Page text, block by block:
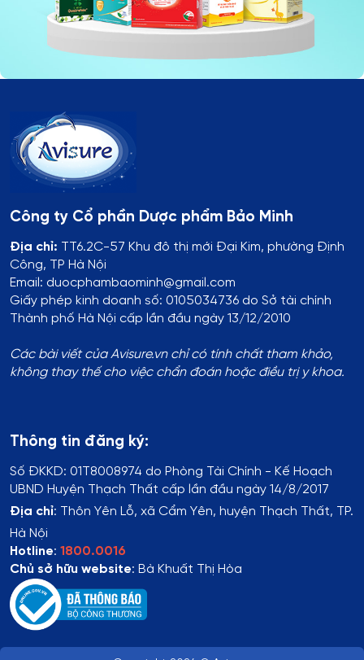
Công ty Cổ phần Dược phẩm Bảo Minh
Địa chỉ: TT6.2C-57 Khu đô thị mới Đại Kim, phường Định
Công, TP Hà Nội
Email: duocphambaominh@gmail.com
Giấy phép kinh doanh số: 0105034736 do Sở tài chính
Thành phố Hà Nội cấp lần đầu ngày 13/12/2010
Các bài viết của Avisure.vn chỉ có tính chất tham khảo,
không thay thế cho việc chẩn đoán hoặc điều trị y khoa.
Thông tin đăng ký:
Số ĐKKD: 01T8008974 do Phòng Tài Chính - Kế Hoạch
UBND Huyện Thạch Thất cấp lần đầu ngày 14/8/2017
Địa chỉ: Thôn Yên Lỗ, xã Cẩm Yên, huyện Thạch Thất, TP.
Hà Nội
Hotline: 1800.0016
Chủ sở hữu website: Bà Khuất Thị Hòa